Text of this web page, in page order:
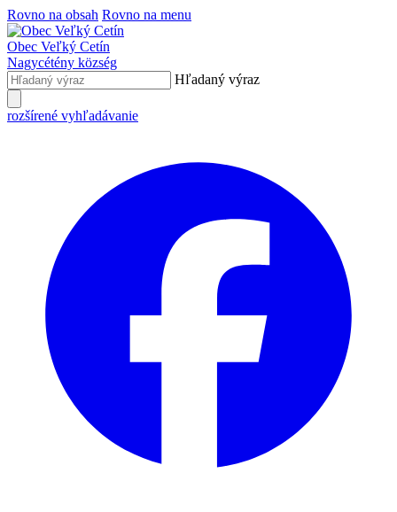
Rovno na obsah Rovno na menu
Obec Veľký Cetín
Nagycétény község
Hľadaný výraz
rozšírené vyhľadávanie